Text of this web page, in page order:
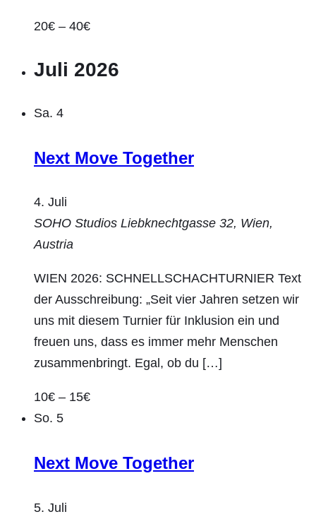
20€ – 40€
Juli 2026
Sa. 4
Next Move Together
4. Juli
SOHO Studios Liebknechtgasse 32, Wien,
Austria
WIEN 2026: SCHNELLSCHACHTURNIER Text
der Ausschreibung: „Seit vier Jahren setzen wir
uns mit diesem Turnier für Inklusion ein und
freuen uns, dass es immer mehr Menschen
zusammenbringt. Egal, ob du […]
10€ – 15€
So. 5
Next Move Together
5. Juli